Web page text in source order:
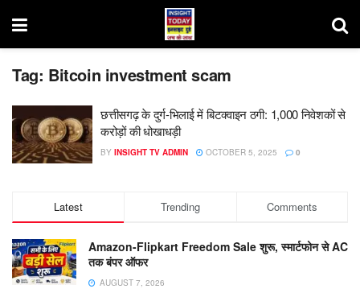
Tag: Bitcoin investment scam
छत्तीसगढ़ के दुर्ग-भिलाई में बिटक्वाइन ठगी: 1,000 निवेशकों से
करोड़ों की धोखाधड़ी
BY INSIGHT TV ADMIN OCTOBER 5, 2025 0
Latest Trending Comments
Amazon-Flipkart Freedom Sale शुरू, स्मार्टफोन से AC
तक बंपर ऑफर
AUGUST 7, 2026